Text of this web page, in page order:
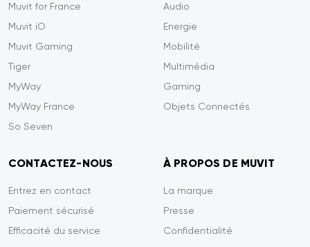
Muvit for France
Muvit iO
Muvit Gaming
Tiger
MyWay
MyWay France
So Seven
Audio
Energie
Mobilité
Multimédia
Gaming
Objets Connectés
CONTACTEZ-NOUS
Entrez en contact
Paiement sécurisé
Efficacité du service
À PROPOS DE MUVIT
La marque
Presse
Confidentialité